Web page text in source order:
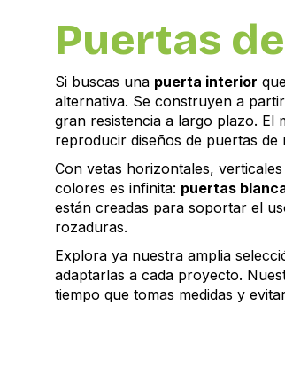
Puertas
Si buscas una puerta interior
alternativa. Se construyen a
gran resistencia a largo plazo. El
reproducir diseños de puertas de
Con vetas horizontales,
colores es infinita: puertas
están creadas para soportar el
rozaduras.
Explora ya nuestra amplia
adaptarlas a cada proyecto.
tiempo que tomas medidas y